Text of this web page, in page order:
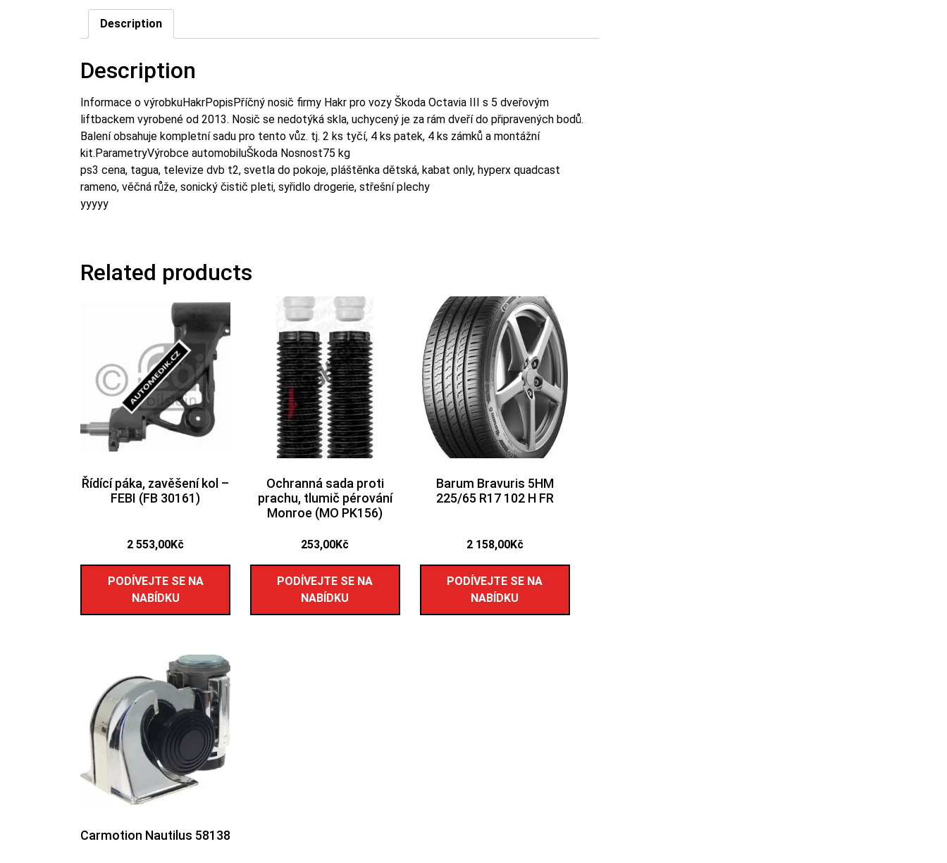
Description
Description
Informace o výrobkuHakrPopisPříčný nosič firmy Hakr pro vozy Škoda Octavia III s 5 dveřovým
liftbackem vyrobené od 2013. Nosič se nedotýká skla, uchycený je za rám dveří do připravených bodů.
Balení obsahuje kompletní sadu pro tento vůz. tj. 2 ks tyčí, 4 ks patek, 4 ks zámků a montážní
kit.ParametryVýrobce automobiluŠkoda Nosnost75 kg
ps3 cena, tagua, televize dvb t2, svetla do pokoje, pláštěnka dětská, kabat only, hyperx quadcast
rameno, věčná růže, sonický čistič pleti, syřidlo drogerie, střešní plechy
yyyyy
Related products
Řídící páka, zavěšení kol –
FEBI (FB 30161)
2 553,00Kč
PODÍVEJTE SE NA
NABÍDKU
Ochranná sada proti
prachu, tlumič pérování
Monroe (MO PK156)
253,00Kč
PODÍVEJTE SE NA
NABÍDKU
Barum Bravuris 5HM
225/65 R17 102 H FR
2 158,00Kč
PODÍVEJTE SE NA
NABÍDKU
Carmotion Nautilus 58138